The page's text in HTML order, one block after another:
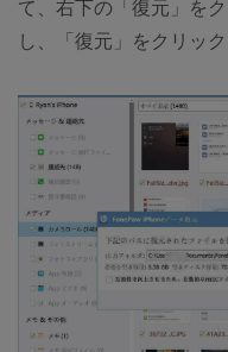
て、右下の「復元」を
し、「復元」をクリック